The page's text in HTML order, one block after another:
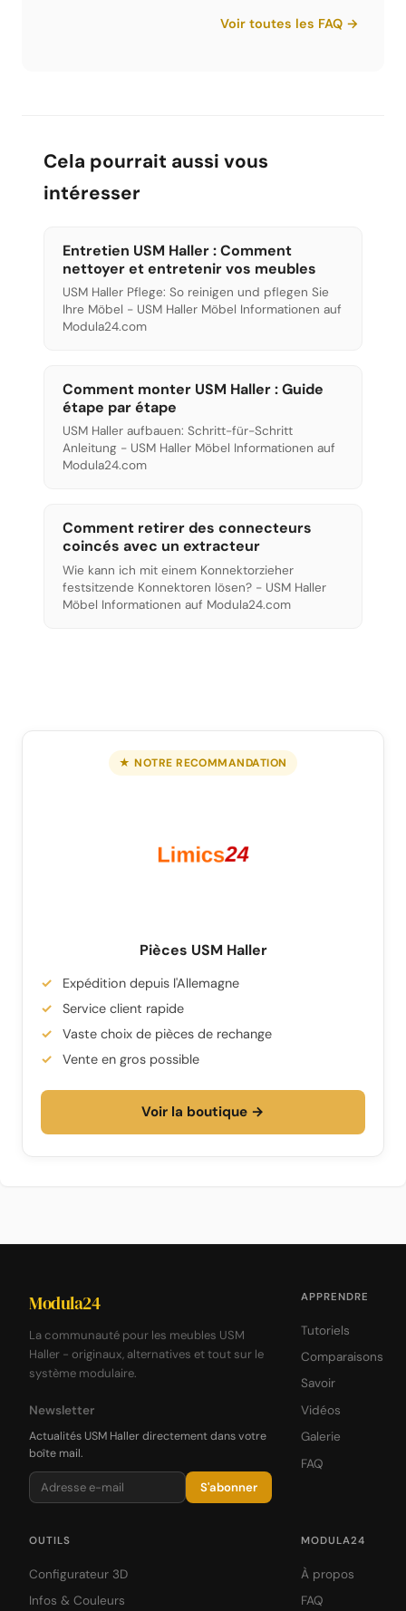
meuble selon vos souhaits - dimensions,
couleurs, tablettes, portes et tiroirs. Vous voyez
Voir toutes les FAQ →
Cela pourrait aussi vous
intéresser
Entretien USM Haller : Comment
nettoyer et entretenir vos meubles
USM Haller Pflege: So reinigen und pflegen Sie
Ihre Möbel - USM Haller Möbel Informationen auf
Modula24.com
Comment monter USM Haller : Guide
étape par étape
USM Haller aufbauen: Schritt-für-Schritt
Anleitung - USM Haller Möbel Informationen auf
Modula24.com
Comment retirer des connecteurs
coincés avec un extracteur
Wie kann ich mit einem Konnektorzieher
festsitzende Konnektoren lösen? - USM Haller
Möbel Informationen auf Modula24.com
★ NOTRE RECOMMANDATION
Pièces USM Haller
Expédition depuis l'Allemagne
Service client rapide
Vaste choix de pièces de rechange
Vente en gros possible
Voir la boutique →
Modula24
La communauté pour les meubles USM
Haller - originaux, alternatives et tout sur le
système modulaire.
Newsletter
Actualités USM Haller directement dans votre
boîte mail.
S'abonner
APPRENDRE
Tutoriels
Comparaisons
Savoir
Vidéos
Galerie
FAQ
OUTILS
Configurateur 3D
Infos & Couleurs
MODULA24
À propos
FAQ